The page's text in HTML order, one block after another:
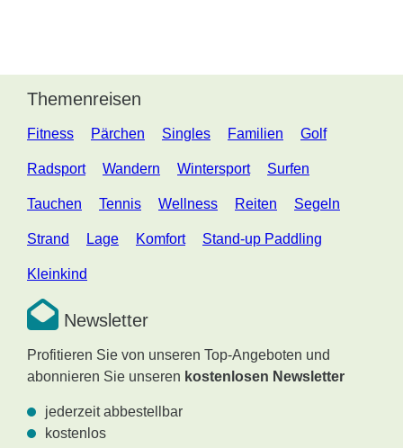
Themenreisen
Fitness Pärchen Singles Familien Golf
Radsport Wandern Wintersport Surfen
Tauchen Tennis Wellness Reiten Segeln
Strand Lage Komfort Stand-up Paddling
Kleinkind
Newsletter
Profitieren Sie von unseren Top-Angeboten und
abonnieren Sie unseren kostenlosen Newsletter
jederzeit abbestellbar
kostenlos